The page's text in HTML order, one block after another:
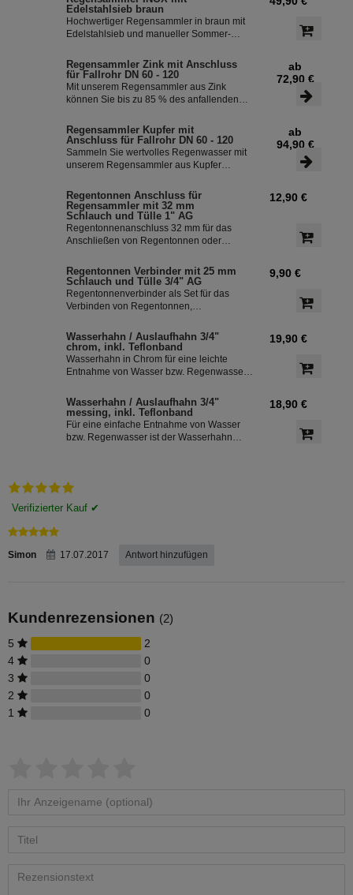
Überlaufstop und leitet zuverlässig
sauberes Regenwasser in ihre
Regentonne. Dieser Fallrohrfilter ist bereits
Edelstahlsieb braun
Hochwertiger Regensammler in braun mit
Edelstahlsieb und manueller Sommer-
INOX verfügt über einen integriertem
Überlaufstop und leitet zuverlässig
sauberes Regenwasser in ihre
Regentonne. Dieser Fallrohrfilter ist bereits
Regensammler Zink mit Anschluss
für Fallrohr DN 60 - 120
Mit unserem Regensammler aus Zink
können Sie bis zu 85 % des anfallenden
Regentonne speichern. Der Regensammler
ist frostsicher und lässt sich durch das
Schiebeteil einfach ein- und ausbauen. Der
flexible Schlauchanschluss mit einer Länge
ab
72,90 €
Regensammler Kupfer mit
Anschluss für Fallrohr DN 60 - 120
Sammeln Sie wertvolles Regenwasser mit
unserem Regensammler aus Kupfer
eine effiziente Nutzung des Regenwassers
und ist einfach zu installieren. Damit
können Sie bis zu 85 % des anfallenden
Regenwassers sammeln und in Ihre
Regentonne leiten.
ab
94,90 €
Regentonnen Anschluss für
Regensammler mit 32 mm
Schlauch und Tülle 1" AG
Regentonnenanschluss 32 mm für das
Anschließen von Regentonnen oder
Schlauchdurchmesser von 32 mm.
12,90 €
Regentonnen Verbinder mit 25 mm
Schlauch und Tülle 3/4" AG
Regentonnenverbinder als Set für das
Verbinden von Regentonnen,
Regenwassertank mit einem
Schlauchdurchmesser von 25 mm
9,90 €
Wasserhahn / Auslaufhahn 3/4"
chrom, inkl. Teflonband
Wasserhahn in Chrom für eine leichte
Entnahme von Wasser bzw. Regenwasser
ein 3/4 Zoll Außengewinde für eine
einfache Montage an der
Regenwassertonne. Das Teflonband
dichtete das Gewinde des Auslaufhahn ab.
19,90 €
Wasserhahn / Auslaufhahn 3/4"
messing, inkl. Teflonband
Für eine einfache Entnahme von Wasser
bzw. Regenwasser ist der Wasserhahn
Ein Teflonband für den Auslaufhahn ist im
18,90 €
Kundenrezensionen (2)
5
2
4
0
3
0
2
0
1
0
Simon 17.07.2017 Antwort hinzufügen